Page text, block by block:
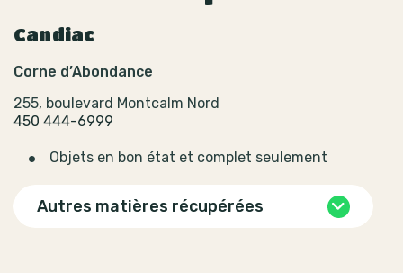
Candiac
Corne d’Abondance
255, boulevard Montcalm Nord
450 444-6999
Objets en bon état et complet seulement
Autres matières récupérées